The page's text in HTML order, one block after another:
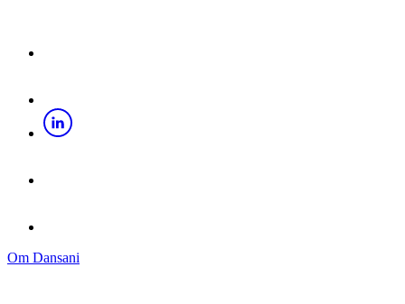
Om Dansani